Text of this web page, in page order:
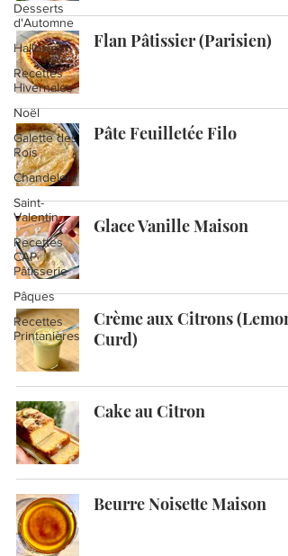
Desserts
d'Automne
Halloween
Recettes
Hivernales
Noël
Galette des
Rois
Chandeleur
Saint-
Valentin
Recettes
CAP
Pâtisserie
Pâques
Recettes
Printanières
Flan Pâtissier (Parisien)
Pâte Feuilletée Filo
Glace Vanille Maison
Crème aux Citrons (Lemon
Curd)
Cake au Citron
Beurre Noisette Maison